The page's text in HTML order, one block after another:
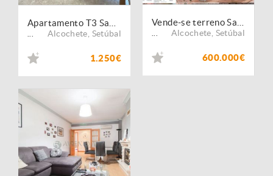
Alcochete Setúbal
1.250€
Alcochete Setúbal
600.000€